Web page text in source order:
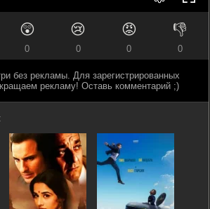
😲
0
😢
0
😡
0
👎
0
без рекламы. Для зарегистрированных
рекламу! Оставь комментарий ;)